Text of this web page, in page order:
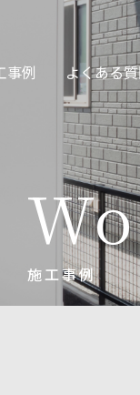
事例 よくある
施工事例